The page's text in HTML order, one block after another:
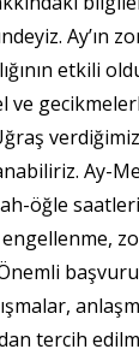
Ay’ın
etkili
ve
Ay-
öğle
tercih